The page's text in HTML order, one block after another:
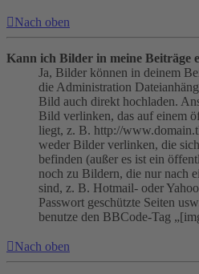
Nach oben
Kann ich Bilder in meine Beiträge
Ja, Bilder können in deinem
die Administration
Bild auch direkt hochladen.
Bild verlinken, das auf einem
liegt, z. B. http://
weder Bilder verlinken, die
befinden (außer es ist ein
noch zu Bildern, die nur nach
sind, z. B. Hotmail- oder
Passwort geschützte Seiten
benutze den BBCode-Tag
Nach oben